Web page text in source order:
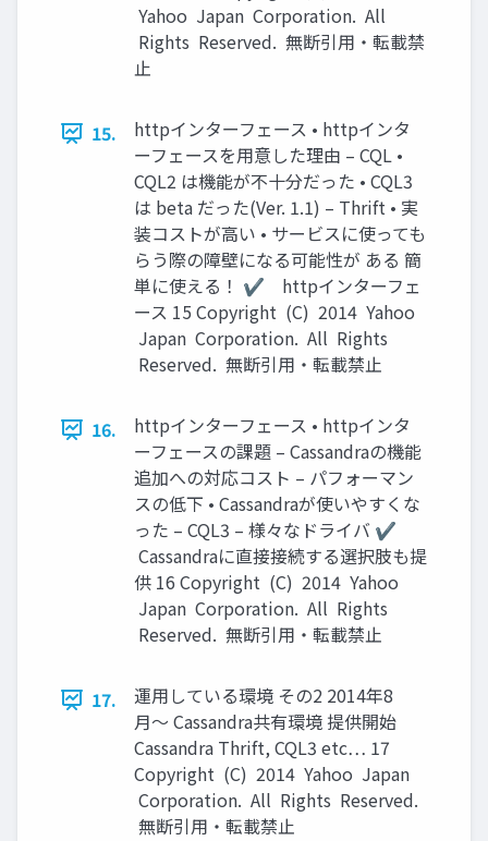
Yahoo Japan Corporation. All
Rights Reserved. 無断引用・転載禁
止
15.
httpインターフェース • httpインタ
ーフェースを用意した理由 – CQL •
CQL2 は機能が不十分だった • CQL3
は beta だった(Ver. 1.1) – Thrift • 実
装コストが高い • サービスに使っても
らう際の障壁になる可能性が ある 簡
単に使える！ ✔ httpインターフェ
ース 15 Copyright (C) 2014 Yahoo
Japan Corporation. All Rights
Reserved. 無断引用・転載禁止
16.
httpインターフェース • httpインタ
ーフェースの課題 – Cassandraの機能
追加への対応コスト – パフォーマン
スの低下 • Cassandraが使いやすくな
った – CQL3 – 様々なドライバ ✔
Cassandraに直接接続する選択肢も提
供 16 Copyright (C) 2014 Yahoo
Japan Corporation. All Rights
Reserved. 無断引用・転載禁止
17.
運用している環境 その2 2014年8
月〜 Cassandra共有環境 提供開始
Cassandra Thrift, CQL3 etc… 17
Copyright (C) 2014 Yahoo Japan
Corporation. All Rights Reserved.
無断引用・転載禁止